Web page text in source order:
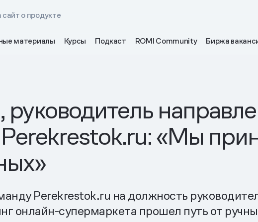
сайт о продукте
материалы Курсы Подкаст ROMI Community Биржа
«Мы
Perekrestok.ru на должность
онлайн-супермаркета прошел путь от